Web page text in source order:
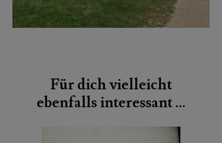
Für dich vielleicht
ebenfalls interessant …